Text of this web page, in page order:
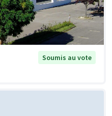
Soumis au vote